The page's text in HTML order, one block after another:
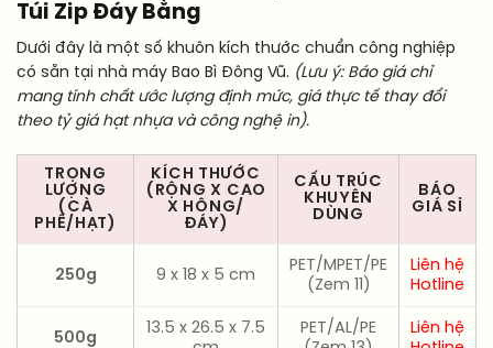
Túi Zip Đáy Bằng
Dưới đây là một số khuôn kích thước chuẩn công nghiệp
có sẵn tại nhà máy Bao Bì Đông Vũ. (Lưu ý: Báo giá chỉ
mang tính chất ước lượng định mức, giá thực tế thay đổi
theo tỷ giá hạt nhựa và công nghệ in).
TRỌNG
LƯỢNG
(CÀ
PHÊ/HẠT)
KÍCH THƯỚC
(RỘNG X CAO
X HÔNG/
ĐÁY)
CẤU TRÚC
KHUYÊN
DÙNG
BÁO
GIÁ SỈ
250g 9 x 18 x 5 cm
PET/MPET/PE
(Zem 11)
Liên hệ
Hotline
500g
13.5 x 26.5 x 7.5
PET/AL/PE
Liên hệ